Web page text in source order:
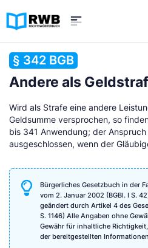
§ 342 BGB
Andere als
Wird als Strafe eine andere
Geldsumme versprochen, so
bis 341 Anwendung; der
ausgeschlossen, wenn der
Bürgerliches Gesetzbuch in der
vom 2. Januar 2002 (BGBl. I S.
geändert durch Artikel 4 des
S. 1146) Alle Angaben ohne
Gewähr für inhaltliche
der bereitgestellten